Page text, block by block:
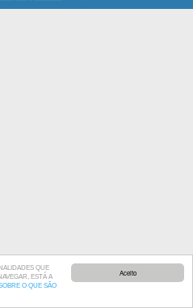
Aceito
QUE
ESTÁ A
O QUE SÃO